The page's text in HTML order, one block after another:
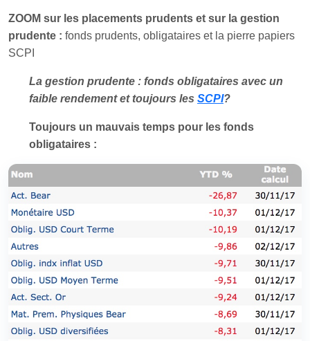
ZOOM sur les placements prudents et sur la gestion
prudente : fonds prudents, obligataires et la pierre papiers
SCPI
La gestion prudente : fonds obligataires avec un
faible rendement et toujours les SCPI?
Toujours un mauvais temps pour les fonds
obligataires :